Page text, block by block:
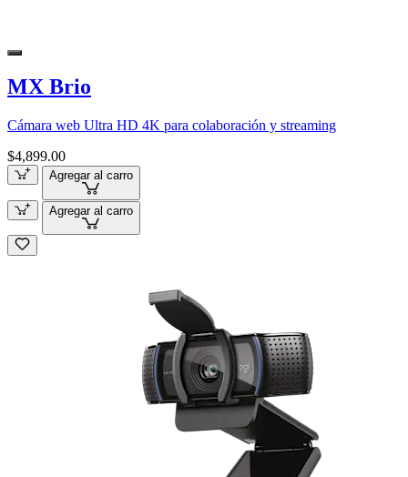
MX Brio
Cámara web Ultra HD 4K para colaboración y streaming
$4,899.00
Agregar al carro
Agregar al carro